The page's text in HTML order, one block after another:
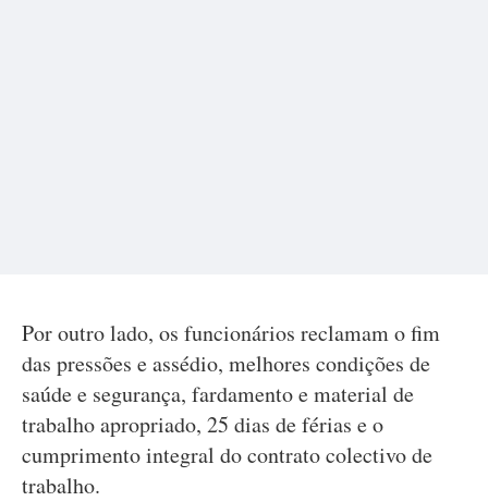
Por outro lado, os funcionários reclamam o fim
das pressões e assédio, melhores condições de
saúde e segurança, fardamento e material de
trabalho apropriado, 25 dias de férias e o
cumprimento integral do contrato colectivo de
trabalho.